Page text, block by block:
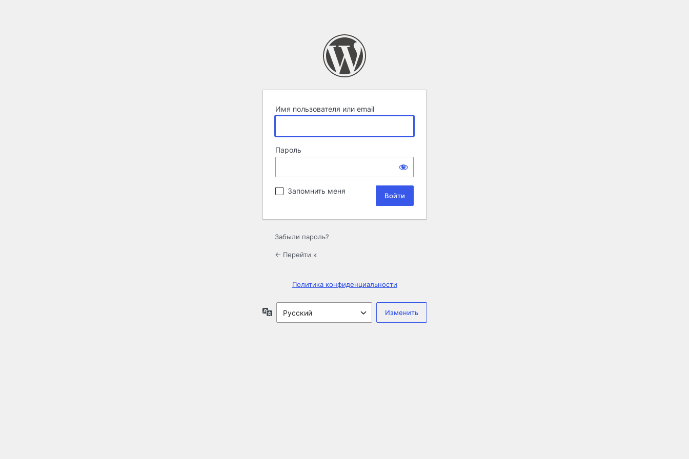
Имя пользователя или email
Пароль
Запомнить меня
Забыли пароль?
← Перейти к
Политика конфиденциальности
Язык